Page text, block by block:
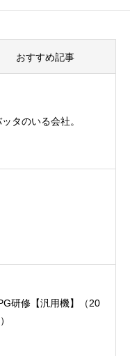
おすすめ記事
タのいる会社。
研修【汎用機】（20
4月入社式